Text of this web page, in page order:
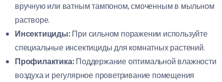
вручную или ватным тампоном, смоченным в мыльном
растворе.
Инсектициды:При сильном поражении используйте
специальные инсектициды для комнатных растений.
Профилактика:Поддержание оптимальной влажности
воздуха и регулярное проветривание помещения